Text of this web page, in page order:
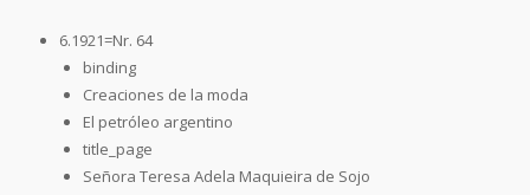
6.1921=Nr. 64
binding
Creaciones de la moda
El petróleo argentino
title_page
Señora Teresa Adela Maquieira de Sojo